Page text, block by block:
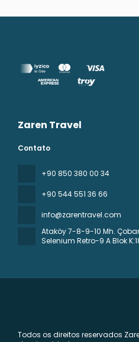
Zaren Travel
Contato
+90 850 380 00 34
+90 544 551 36 66
info@zarentravel.com
Ataköy 7-8-9-10 Mh.
Selenium Retro-9 A Blok
Todos os direitos reservados